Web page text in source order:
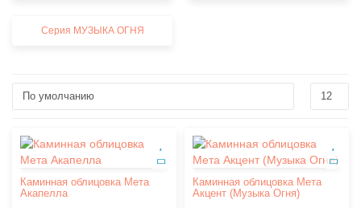
Серия МУЗЫКА ОГНЯ
Каминная облицовка Мета
Акапелла
Каминная облицовка Мета
Акцент (Музыка Огня)